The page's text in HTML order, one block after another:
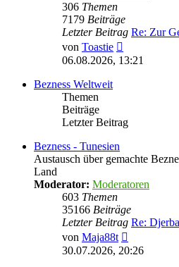
306 Themen
7179 Beiträge
Letzter Beitrag Re: Zur
von Toastie
Beitrag
06.08.2026, 13:21
Bezness Weltweit
Themen
Beiträge
Letzter Beitrag
Bezness - Tunesien
Austausch über gemachte
Land
Moderator: Moderatoren
603 Themen
35166 Beiträge
Letzter Beitrag Re:
von Maja88t
Beitrag
30.07.2026, 20:26